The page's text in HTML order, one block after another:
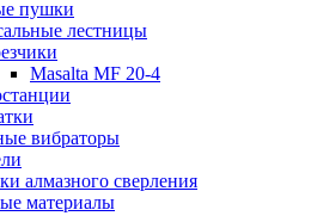
пушки
лестницы
Masalta MF 20-4
вибраторы
алмазного сверления
материалы